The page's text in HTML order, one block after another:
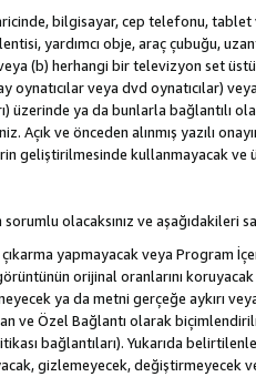
bilgisayar, cep telefonu,
yardımcı obje, araç çubuğu,
(b) herhangi bir televizyon set
oynatıcılar veya dvd oynatıcılar)
üzerinde ya da bunlarla bağlantılı
Açık ve önceden alınmış yazılı
geliştirilmesinde kullanmayacak ve
olacaksınız ve aşağıdakileri
yapmayacak veya Program
orijinal oranlarını
ya da metni gerçeğe aykırı
ve Özel Bağlantı olarak
bağlantıları). Yukarıda
gizlemeyecek,